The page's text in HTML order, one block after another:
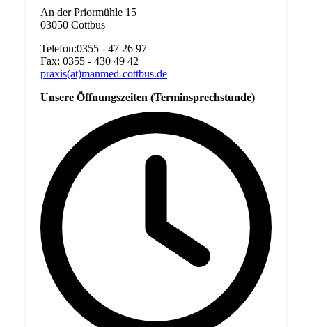
An der Priormühle 15
03050 Cottbus
Telefon:0355 - 47 26 97
Fax: 0355 - 430 49 42
praxis(at)manmed-cottbus.de
Unsere Öffnungszeiten (Terminsprechstunde)